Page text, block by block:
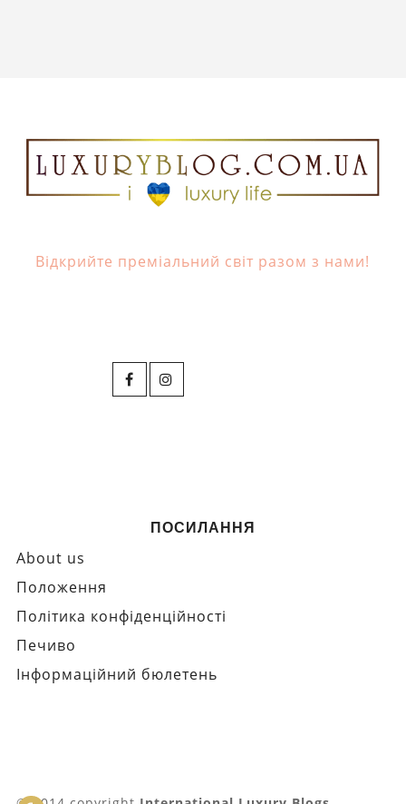
Відкрийте преміальний світ разом з нами!
ПОСИЛАННЯ
About us
Положення
Політика конфіденційності
Печиво
Інформаційний бюлетень